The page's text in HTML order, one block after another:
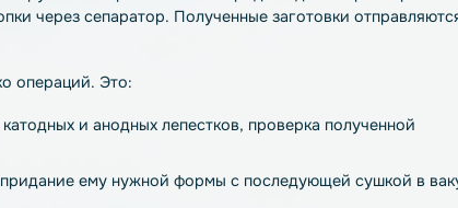
основных этапа.
будет использоваться в производстве АБ,
масса размалывается до